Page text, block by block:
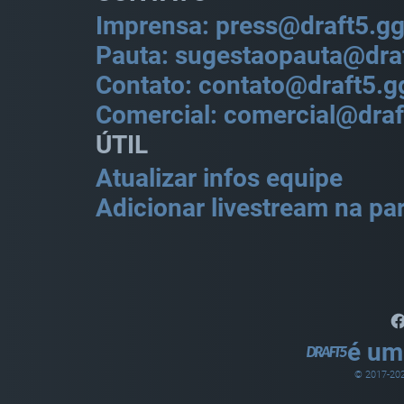
Imprensa: press@draft5.gg
Pauta:
Contato:
Comercial:
ÚTIL
Atualizar infos equipe
Adicionar livestream na
é
© 2017-